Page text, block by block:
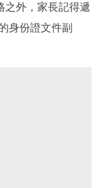
之外，家長記得遞
身份證文件副